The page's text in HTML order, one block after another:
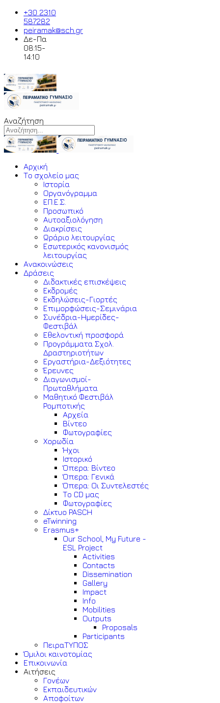
+30 2310
587282
peiramak@sch.gr
Δε-Πα
08:15-
14:10
Αναζήτηση
Αρχική
Το σχολείο μας
Ιστορία
Οργανόγραμμα
ΕΠ.Ε.Σ.
Προσωπικό
Αυτοαξιολόγηση
Διακρίσεις
Ωράριο λειτουργίας
Εσωτερικός κανονισμός
λειτουργίας
Ανακοινώσεις
Δράσεις
Διδακτικές επισκέψεις
Εκδρομές
Εκδηλώσεις-Γιορτές
Επιμορφώσεις-Σεμινάρια
Συνέδρια-Ημερίδες-
Φεστιβάλ
Εθελοντική προσφορά
Προγράμματα Σχολ.
Δραστηριοτήτων
Εργαστήρια-Δεξιότητες
Έρευνες
Διαγωνισμοί-
Πρωταθλήματα
Μαθητικό Φεστιβάλ
Ρομποτικής
Αρχεία
Βίντεο
Φωτογραφίες
Χορωδία
Ήχοι
Ιστορικό
Όπερα: Βίντεο
Όπερα: Γενικά
Όπερα: Οι Συντελεστές
Το CD μας
Φωτογραφίες
Δίκτυο PASCH
eTwinning
Erasmus+
Our School, My Future -
ESL Project
Activities
Contacts
Dissemination
Gallery
Impact
Info
Mobilities
Outputs
Proposals
Participants
ΠειραΤΥΠΟΣ
Όμιλοι καινοτομίας
Επικοινωνία
Αιτήσεις
Γονέων
Εκπαιδευτικών
Αποφοίτων